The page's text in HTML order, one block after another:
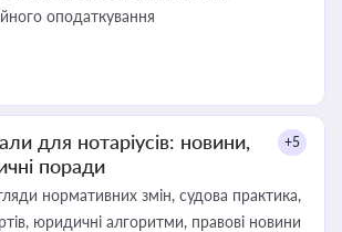
оподаткування
для нотаріусів: новини,
поради
+5
нормативних змін, судова практика,
юридичні алгоритми, правові новини